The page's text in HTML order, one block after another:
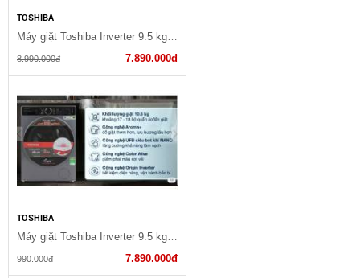
TOSHIBA
Máy giặt Toshiba Inverter 9.5 kg TW-T21BU105UWV(MG) (SG)
8.990.000đ 7.890.000đ
TOSHIBA
Máy giặt Toshiba Inverter 9.5 kg TW-T21BU105UWV(MG)
990.000đ 7.890.000đ